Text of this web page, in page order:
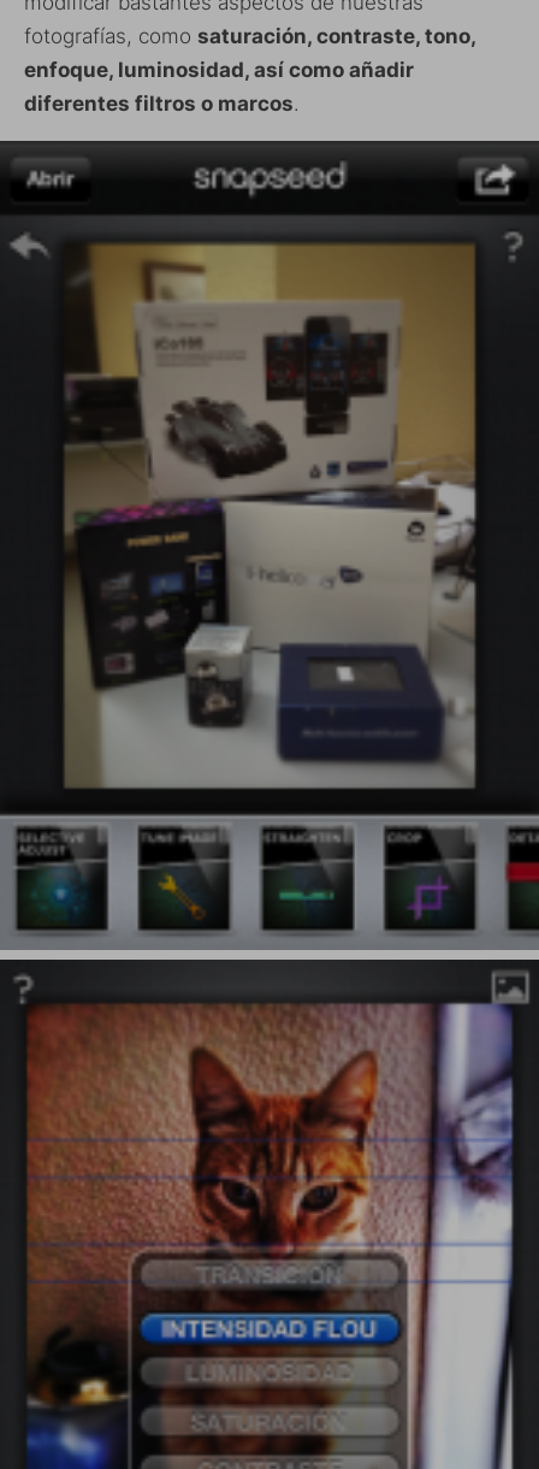
fotografías, como saturación, contraste, tono,
enfoque, luminosidad, así como añadir
diferentes filtros o marcos.